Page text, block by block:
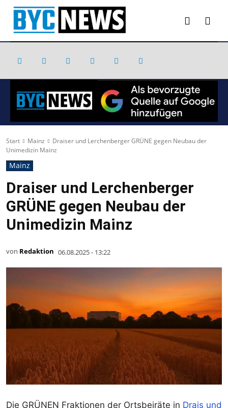
Start Mainz
Draiser und Lerchenberger GRÜNE gegen Neubau der
Unimedizin Mainz
Mainz
Draiser und Lerchenberger
GRÜNE gegen Neubau der
Unimedizin Mainz
von Redaktion 06.08.2025 - 13:22
Die GRÜNEN Fraktionen der Ortsbeiräte in Drais und